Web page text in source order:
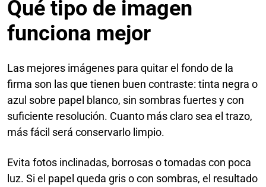
Qué tipo de imagen
funciona mejor
Las mejores imágenes para quitar el fondo de la
firma son las que tienen buen contraste: tinta negra o
azul sobre papel blanco, sin sombras fuertes y con
suficiente resolución. Cuanto más claro sea el trazo,
más fácil será conservarlo limpio.
Evita fotos inclinadas, borrosas o tomadas con poca
luz. Si el papel queda gris o con sombras, el resultado